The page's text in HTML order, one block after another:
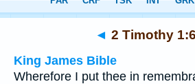
> 2 Timothy 1:6
◄ 2 Timothy 1:6
King James Bible
Wherefore I put thee in